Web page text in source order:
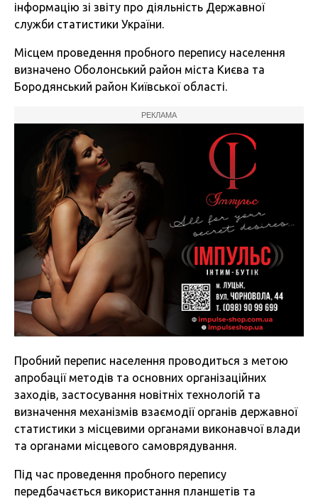
інформацію зі звіту про діяльність Державної
служби статистики України.
Місцем проведення пробного перепису населення
визначено Оболонський район міста Києва та
Бородянський район Київської області.
РЕКЛАМА
Пробний перепис населення проводиться з метою
апробації методів та основних організаційних
заходів, застосування новітніх технологій та
визначення механізмів взаємодії органів державної
статистики з місцевими органами виконавчої влади
та органами місцевого самоврядування.
Під час проведення пробного перепису
передбачається використання планшетів та